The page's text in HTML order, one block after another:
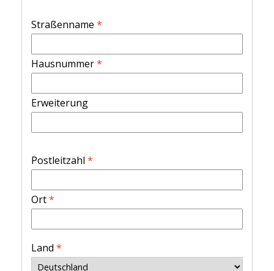
Straßenname *
Hausnummer*
Erweiterung
Postleitzahl *
Ort*
Land *